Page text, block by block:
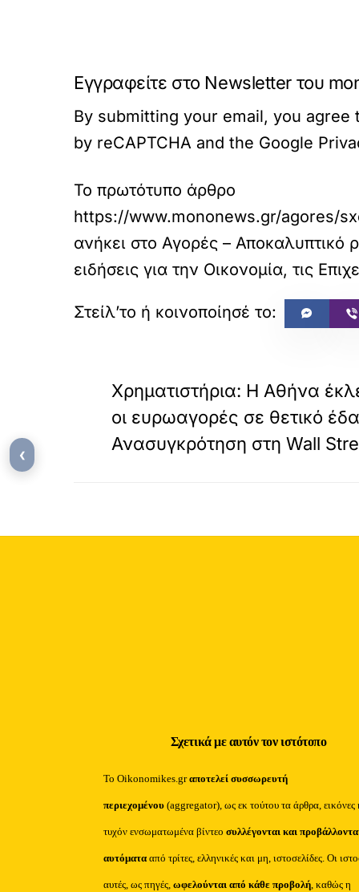
Εγγραφείτε στο Newsletter του
By submitting your email, you
by reCAPTCHA and the Google
Το πρωτότυπο άρθρο
https://www.mononews.gr/agores/
ανήκει στο Αγορές – Αποκαλυπτικό
ειδήσεις για την Οικονομία, τις
Χρηματιστήρια: Η Αθήνα
οι ευρωαγορές σε θετικό
Ανασυγκρότηση στη Wall
Σχετικά με αυτόν τον ιστότοπο
Το Oikonomikes.grαποτελεί συσσωρευτή
περιεχομένου (aggregator), ως εκ τούτου τα άρθρα, εικόνες
τυχόν ενσωματωμένα βίντεοσυλλέγονται και
αυτόματααπό τρίτες, ελληνικές και μη, ιστοσελίδες. Οι
αυτές, ως πηγές,ωφελούνται από κάθε προβολή, καθώς η
‹